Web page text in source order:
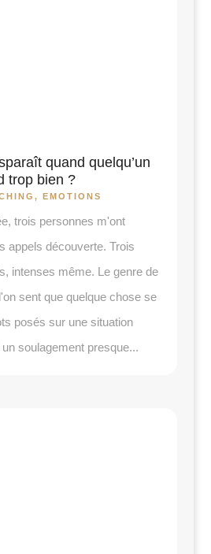
quand quelqu’un
trop bien ?
, EMOTIONS
trois personnes m'ont
appels découverte. Trois
intenses même. Le genre de
sent que quelque chose se
posés sur une situation
soulagement presque...